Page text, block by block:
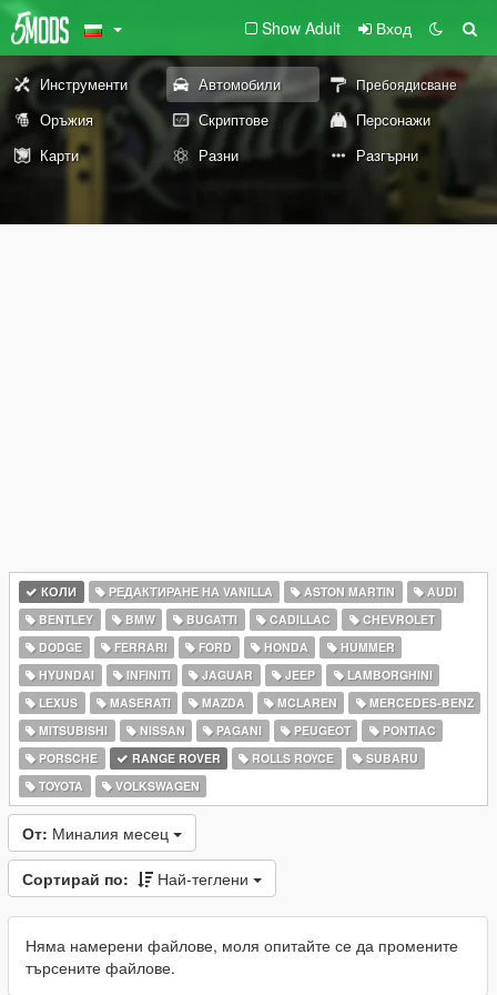
Show Adult Вход
Инструменти Автомобили Пребоядисване
Оръжия Скриптове
Персонажи
Карти
Разни Разгърни
КОЛИ РЕДАКТИРАНЕ НА VANILLA ASTON MARTIN
AUDI
BENTLEY
BMW BUGATTI CADILLAC
CHEVROLET
DODGE
FERRARI FORD HONDA
HUMMER
HYUNDAI
INFINITI JAGUAR JEEP
LAMBORGHINI
LEXUS
MASERATI MAZDA MCLAREN
MERCEDES-BENZ
MITSUBISHI
NISSAN PAGANI PEUGEOT
PONTIAC
PORSCHE
RANGE ROVER ROLLS ROYCE
SUBARU
TOYOTA
VOLKSWAGEN
От: Миналия месец
Сортирай по: Най-теглени
Няма намерени файлове, моля опитайте се да промените
търсените файлове.